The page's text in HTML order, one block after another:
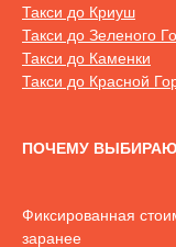
Такси до Криуш
Такси до Зеленого
Такси до Каменки
Такси до Красной
ПОЧЕМУ
Фиксированная
заранее